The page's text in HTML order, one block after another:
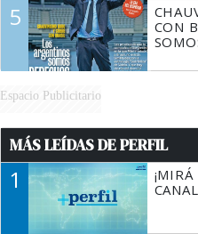
5
CON
Espacio Publicitario
MÁS LEÍDAS DE PERFIL
1